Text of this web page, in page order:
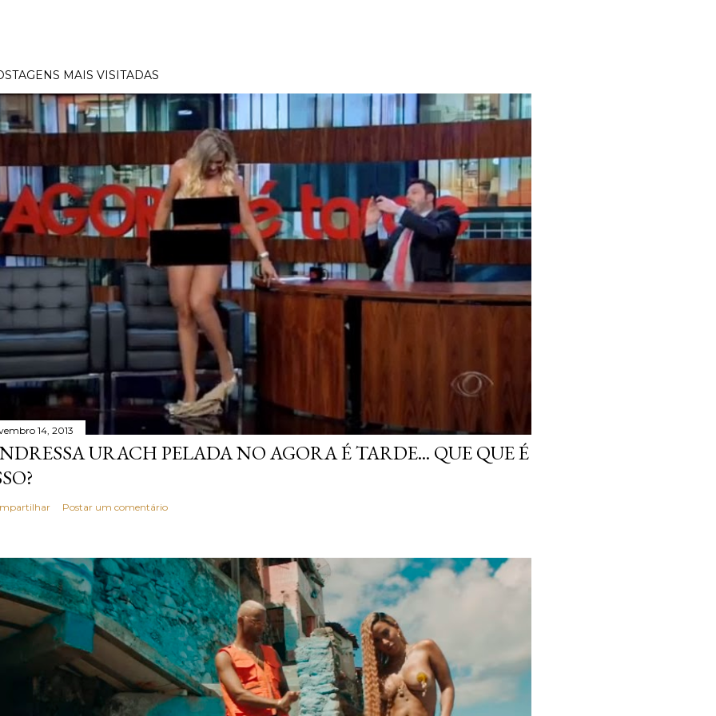
MAIS VISITADAS
14, 2013
URACH PELADA NO AGORA É TARDE... QUE QUE É
Postar um comentário